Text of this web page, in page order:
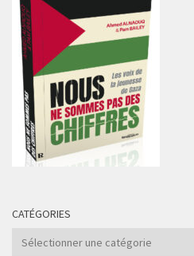
CATÉGORIES
Catégories